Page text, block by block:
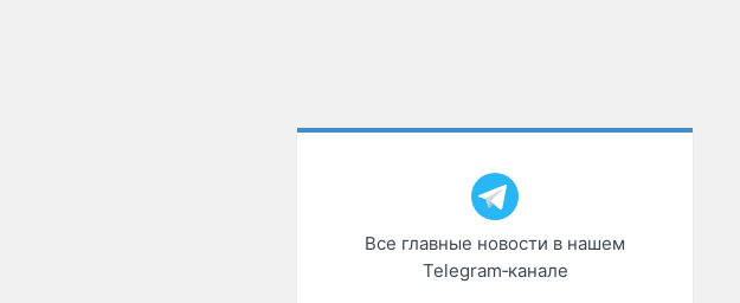
Все главные новости в нашем
Telegram‑канале